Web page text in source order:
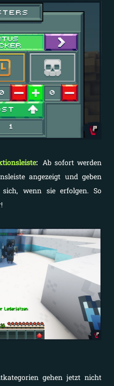
: Ab sofort werden
angezeigt und geben
wenn sie erfolgen. So
gehen jetzt nicht